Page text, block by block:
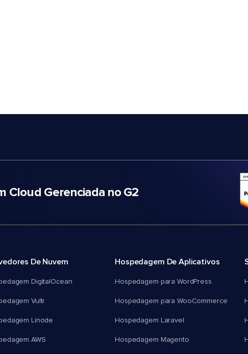
Cloud Gerenciada no G2
De Nuvem
DigitalOcean
Vultr
Linode
AWS
Hospedagem De Aplicativos
Hospedagem para WordPress
Hospedagem para WooCommerce
Hospedagem Laravel
Hospedagem Magento